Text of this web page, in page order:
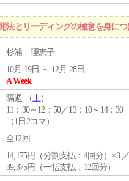
とリーディングの極意を身につ
杉浦 理恵子
10月 19日 ～ 12月 28日
A Week
隔週 （土）
11：30～12：50／13：10～14：30
（1日2コマ）
全12回
14,175円（分割支払：4回分）×3
39,375円（一括支払：12回分）